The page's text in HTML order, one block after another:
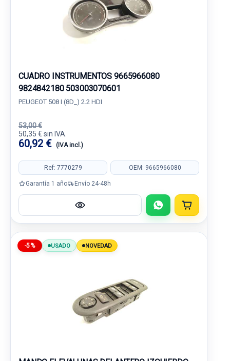
CUADRO INSTRUMENTOS 9665966080
9824842180 503003070601
PEUGEOT 508 I (8D_) 2.2 HDI
53,00 €
50,35 € sin IVA.
60,92 € (IVA incl.)
Ref: 7770279 OEM: 9665966080
Garantía 1 año Envío 24-48h
-5% USADO NOVEDAD